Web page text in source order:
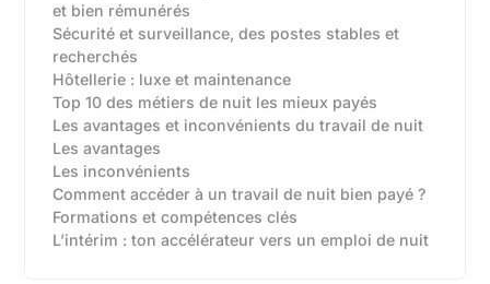
et bien rémunérés
Sécurité et surveillance, des postes stables et
recherchés
Hôtellerie : luxe et maintenance
Top 10 des métiers de nuit les mieux payés
Les avantages et inconvénients du travail de nuit
Les avantages
Les inconvénients
Comment accéder à un travail de nuit bien payé ?
Formations et compétences clés
L’intérim : ton accélérateur vers un emploi de nuit